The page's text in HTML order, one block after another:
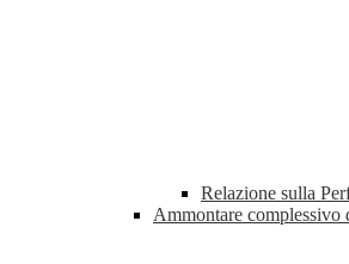
Relazione sulla
Ammontare complessivo